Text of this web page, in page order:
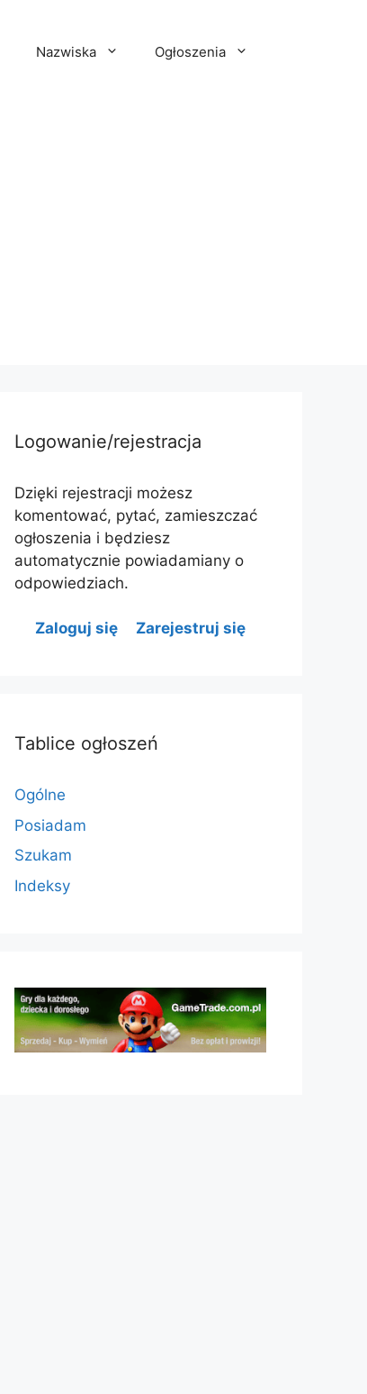
Nazwiska Ogłoszenia
Logowanie/rejestracja
Dzięki rejestracji możesz
komentować, pytać, zamieszczać
ogłoszenia i będziesz
automatycznie powiadamiany o
odpowiedziach.
Zaloguj się Zarejestruj się
Tablice ogłoszeń
Ogólne
Posiadam
Szukam
Indeksy